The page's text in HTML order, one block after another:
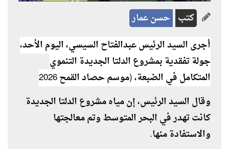
كتب حسن عمار
أجرى السيد الرئيس عبدالفتاح السيسي، اليوم الأحد،
جولة تفقدية بمشروع الدلتا الجديدة التنموي
المتكامل في الضبعة، (موسم حصاد القمح 2026
وقال السيد الرئيس، إن مياه مشروع الدلتا الجديدة
كانت تهدر في البحر المتوسط وتم معالجتها
والاستفادة منها.